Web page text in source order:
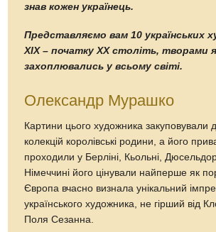
знав кожен українець.
Представляємо вам 10 українських
ХІХ – початку ХХ століть, творами
захоплювались у всьому світі.
Олександр Мурашко
Картини цього художника закуповували
колекцій королівські родини, а його
проходили у Берліні, Кьольні,
Німеччині його цінували найперше як
Європа вчасно визнала унікальний
українського художника, не гірший від
Поля Сезанна.